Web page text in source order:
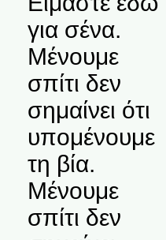
για σένα.
Μένουμε
σπίτι δεν
σημαίνει ότι
υπομένουμε
τη βία.
Μένουμε
σπίτι δεν